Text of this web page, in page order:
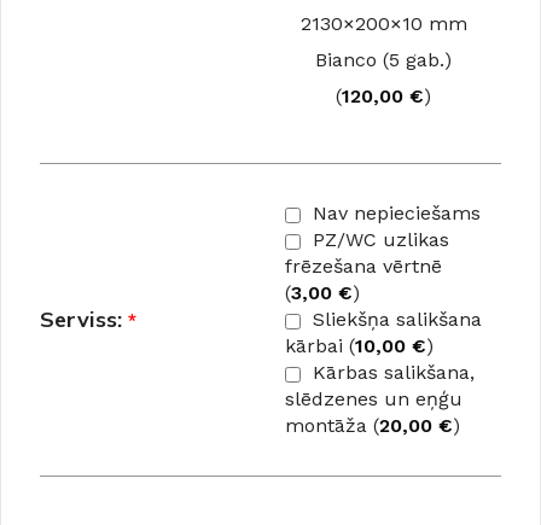
2130×200×10 mm
Bianco (5 gab.)
(120,00 €)
Serviss: *
Nav nepieciešams
PZ/WC uzlikas
frēzešana vērtnē
(3,00 €)
Sliekšņa salikšana
kārbai (10,00 €)
Kārbas salikšana,
slēdzenes un eņģu
montāža (20,00 €)